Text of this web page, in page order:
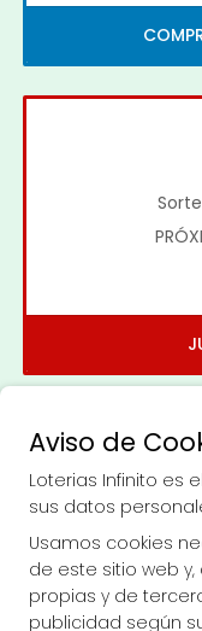
Imagen anterior
LOTERIAS INFINITO
Aviso de
Loterias Infinito es
sus datos
Usamos cookies
de este sitio web
propias y de
publicidad según